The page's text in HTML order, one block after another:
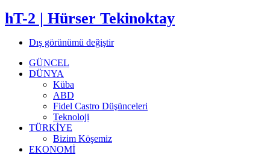
hT-2 | Hürser Tekinoktay
Dış görünümü değiştir
GÜNCEL
DÜNYA
Küba
ABD
Fidel Castro Düşünceleri
Teknoloji
TÜRKİYE
Bizim Köşemiz
EKONOMİ